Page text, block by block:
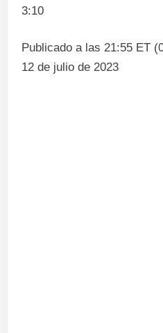
3:10
Publicado a las 21:55 ET
12 de julio de 2023